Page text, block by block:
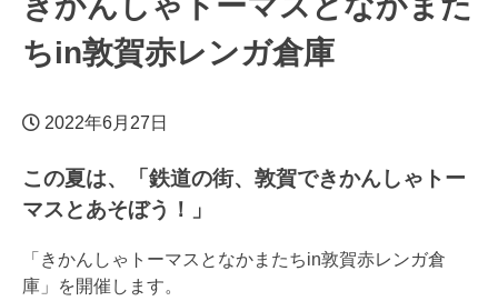
ちin敦賀赤レンガ倉庫
2022年6月27日
この夏は、「鉄道の街、敦賀できかんしゃトー
マスとあそぼう！」
「きかんしゃトーマスとなかまたちin敦賀赤レンガ倉
庫」を開催します。